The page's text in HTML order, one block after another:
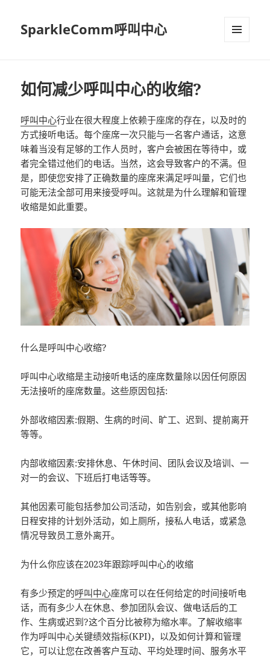
SparkleComm呼叫中心
如何减少呼叫中心的收缩?
呼叫中心行业在很大程度上依赖于座席的存在，以及时的
方式接听电话。每个座席一次只能与一名客户通话，这意
味着当没有足够的工作人员时，客户会被困在等待中，或
者完全错过他们的电话。当然，这会导致客户的不满。但
是，即使您安排了正确数量的座席来满足呼叫量，它们也
可能无法全部可用来接受呼叫。这就是为什么理解和管理
收缩是如此重要。
什么是呼叫中心收缩?
呼叫中心收缩是主动接听电话的座席数量除以因任何原因
无法接听的座席数量。这些原因包括:
外部收缩因素:假期、生病的时间、旷工、迟到、提前离开
等等。
内部收缩因素:安排休息、午休时间、团队会议及培训、一
对一的会议、下班后打电话等等。
其他因素可能包括参加公司活动，如告别会，或其他影响
日程安排的计划外活动，如上厕所，接私人电话，或紧急
情况导致员工意外离开。
为什么你应该在2023年跟踪呼叫中心的收缩
有多少预定的呼叫中心座席可以在任何给定的时间接听电
话，而有多少人在休息、参加团队会议、做电话后的工
作、生病或迟到?这个百分比被称为缩水率。了解收缩率
作为呼叫中心关键绩效指标(KPI)，以及如何计算和管理
它，可以让您在改善客户互动、平均处理时间、服务水平